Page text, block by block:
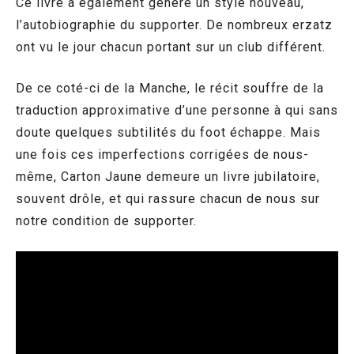
l’autobiographie du supporter. De nombreux erzatz
ont vu le jour chacun portant sur un club différent.
De ce coté-ci de la Manche, le récit souffre de la
traduction approximative d’une personne à qui sans
doute quelques subtilités du foot échappe. Mais
une fois ces imperfections corrigées de nous-
même, Carton Jaune demeure un livre jubilatoire,
souvent drôle, et qui rassure chacun de nous sur
notre condition de supporter.